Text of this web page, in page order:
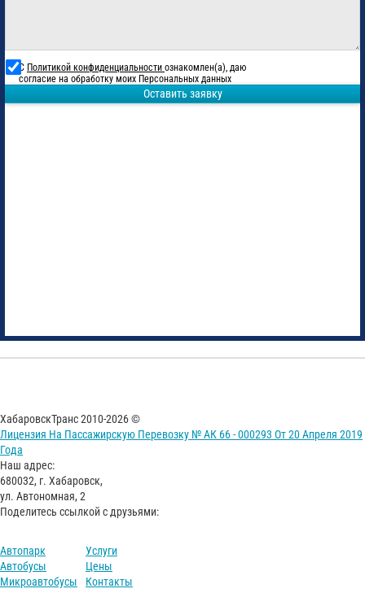
С Политикой конфиденциальности ознакомлен(а), даю
согласие на обработку моих Персональных данных
Оставить заявку
ХабаровскТранс 2010-2026 ©
Лицензия На Пассажирскую Перевозку № АК 66 - 000293 От 20 Апреля 2019
Года
Наш адрес:
680032, г. Хабаровск,
ул. Автономная, 2
Поделитесь ссылкой с друзьями:
Автопарк
Автобусы
Микроавтобусы
Услуги
Цены
Контакты